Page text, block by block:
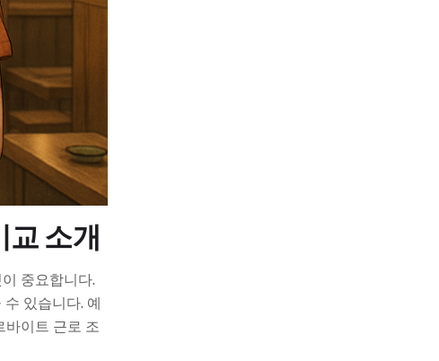
교 소개
중요합니다.
있습니다. 예
바이트 근로 조